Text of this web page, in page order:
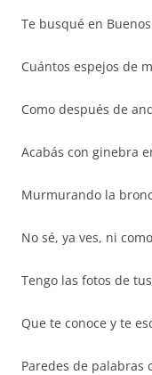
Te busqué en
Cuántos espejos de
Como después de
Acabás con ginebra
Murmurando la
No sé, ya ves, ni
Tengo las fotos de
Que te conoce y te
Paredes de palabras